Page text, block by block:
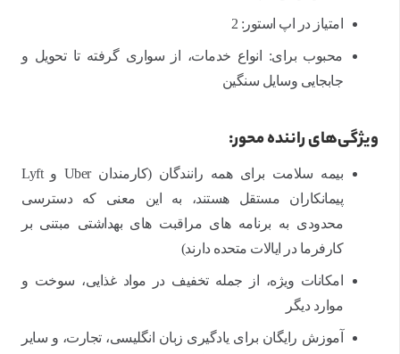
امتیاز در اپ استور: 2
محبوب برای: انواع خدمات، از سواری گرفته تا تحویل و
جابجایی وسایل سنگین
ویژگی‌های راننده محور:
بیمه سلامت برای همه رانندگان (کارمندان Uber و Lyft
پیمانکاران مستقل هستند، به این معنی که دسترسی
محدودی به برنامه های مراقبت های بهداشتی مبتنی بر
کارفرما در ایالات متحده دارند)
امکانات ویژه، از جمله تخفیف در مواد غذایی، سوخت و
موارد دیگر
آموزش رایگان برای یادگیری زبان انگلیسی، تجارت، و سایر